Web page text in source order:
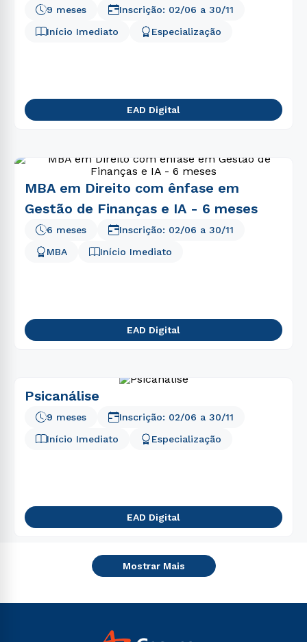
Início Imediato Especialização
9 meses Inscrição: 02/06 a 30/11
EAD Digital
MBA em Direito com ênfase em
Gestão de Finanças e IA - 6 meses
MBA
6 meses
Início Imediato
Inscrição: 02/06 a 30/11
EAD Digital
Psicanálise
Início Imediato Especialização
9 meses Inscrição: 02/06 a 30/11
EAD Digital
Mostrar Mais